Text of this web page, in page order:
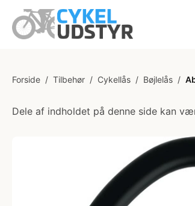
Forside / Tilbehør / Cykellås / Bøjlelås /
Dele af indholdet på denne side kan